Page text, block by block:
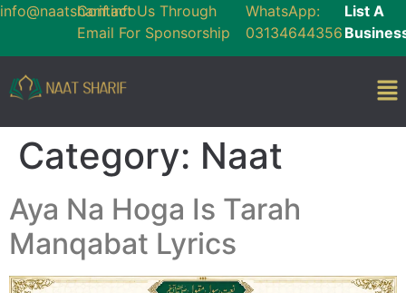
info@naatsharif.infoContact Us Through
Email For Sponsorship
WhatsApp:
03134644356
List A
Category: Naat
Aya Na Hoga Is Tarah
Manqabat Lyrics